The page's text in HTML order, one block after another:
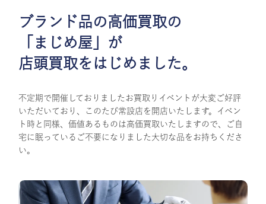
ブランド品の高価買取の
「まじめ屋」が
店頭買取をはじめました。
不定期で開催しておりましたお買取りイベントが大変ご好評
いただいており、このたび常設店を開店いたします。イベン
ト時と同様、価値あるものは高価買取いたしますので、ご自
宅に眠っているご不要になりました大切な品をお持ちくださ
い。